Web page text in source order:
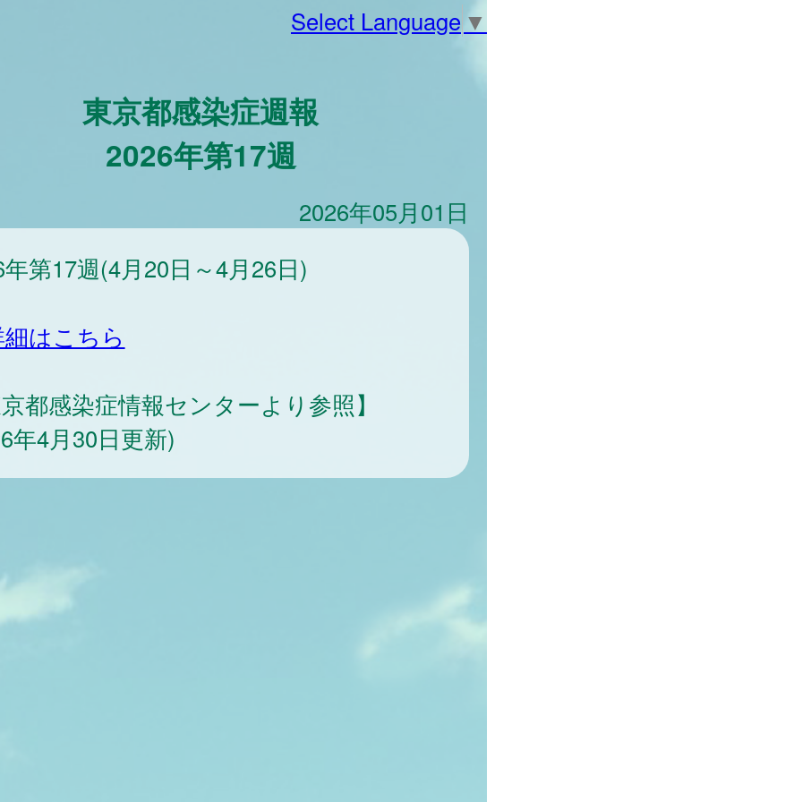
Select Language ▼
東京都感染症週報
2026年第17週
2026年05月01日
第17週(4月20日～4月26日)
はこちら
都感染症情報センターより参照】
年4月30日更新)